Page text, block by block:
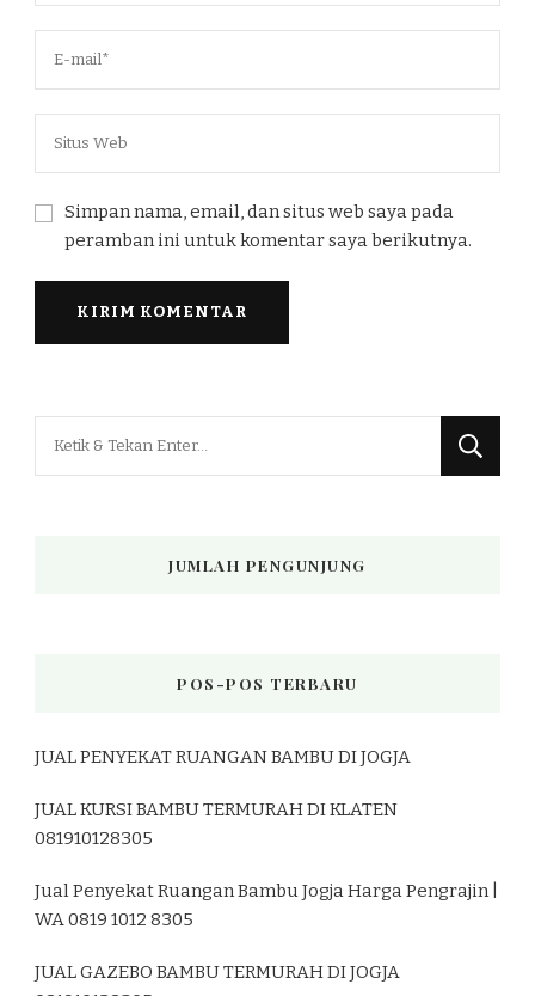
Simpan nama, email, dan situs web saya pada
peramban ini untuk komentar saya berikutnya.
JUMLAH PENGUNJUNG
POS-POS TERBARU
JUAL PENYEKAT RUANGAN BAMBU DI JOGJA
JUAL KURSI BAMBU TERMURAH DI KLATEN
081910128305
Jual Penyekat Ruangan Bambu Jogja Harga Pengrajin |
WA 0819 1012 8305
JUAL GAZEBO BAMBU TERMURAH DI JOGJA